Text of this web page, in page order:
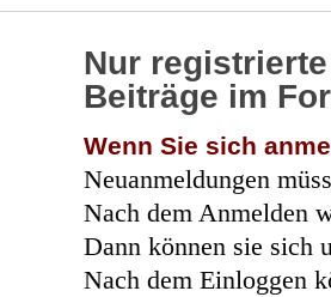
Nur
Beiträge im
Wenn Sie sich
Neuanmeldungen
Nach dem Anmelden
Dann können sie sich
Nach dem Einloggen